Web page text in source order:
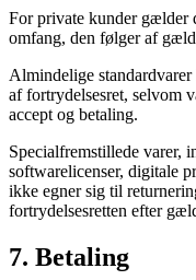
For private kunder gælder
omfang, den følger af
Almindelige
af fortrydelsesret, selvom
accept og betaling.
Specialfremstillede varer,
softwarelicenser, digitale
ikke egner sig til
fortrydelsesretten efter
7. Betaling